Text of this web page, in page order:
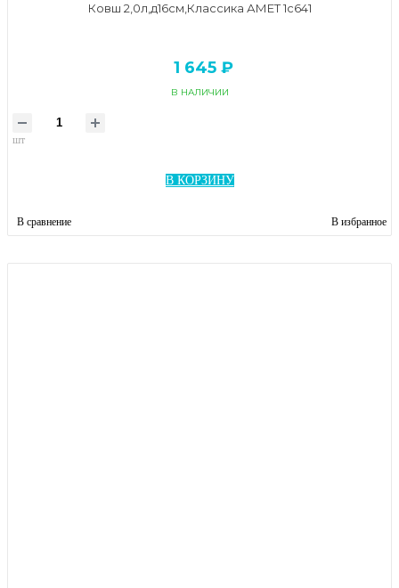
Ковш 2,0л,д16см,Классика АМЕТ 1с641
1 645 ₽
В НАЛИЧИИ
шт
В КОРЗИНУ
В сравнение В избранное